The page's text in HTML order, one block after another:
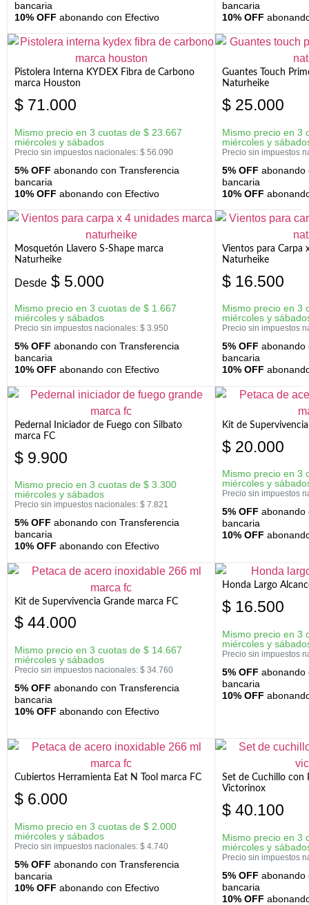
bancaria
10% OFF abonando con Efectivo
bancaria
10% OFF
Pistolera Interna KYDEX Fibra de Carbono
marca Houston
$ 71.000
Mismo precio en 3 cuotas de $ 23.667
miércoles y sábados
Precio sin impuestos nacionales: $ 56.090
5% OFF abonando con Transferencia
bancaria
10% OFF abonando con Efectivo
Guantes Touch
Naturheike
$ 25.000
Mismo precio en 3
miércoles y
Precio sin impuestos
5% OFF abonando
bancaria
10% OFF
Mosquetón Llavero S-Shape marca
Naturheike
Desde $ 5.000
Mismo precio en 3 cuotas de $ 1.667
miércoles y sábados
Precio sin impuestos nacionales: $ 3.950
5% OFF abonando con Transferencia
bancaria
10% OFF abonando con Efectivo
Vientos para Carpa
Naturheike
$ 16.500
Mismo precio en 3
miércoles y
Precio sin impuestos
5% OFF abonando
bancaria
10% OFF
Pedernal Iniciador de Fuego con Silbato
marca FC
$ 9.900
Mismo precio en 3 cuotas de $ 3.300
miércoles y sábados
Precio sin impuestos nacionales: $ 7.821
5% OFF abonando con Transferencia
bancaria
10% OFF abonando con Efectivo
Kit de
$ 20.000
Mismo precio en 3
miércoles y
Precio sin impuestos
5% OFF abonando
bancaria
10% OFF
Kit de Supervivencia Grande marca FC
$ 44.000
Mismo precio en 3 cuotas de $ 14.667
miércoles y sábados
Precio sin impuestos nacionales: $ 34.760
5% OFF abonando con Transferencia
bancaria
10% OFF abonando con Efectivo
Honda Largo
$ 16.500
Mismo precio en 3
miércoles y
Precio sin impuestos
5% OFF abonando
bancaria
10% OFF
Cubiertos Herramienta Eat N Tool marca FC
$ 6.000
Mismo precio en 3 cuotas de $ 2.000
miércoles y sábados
Precio sin impuestos nacionales: $ 4.740
5% OFF abonando con Transferencia
bancaria
10% OFF abonando con Efectivo
Set de Cuchillo con
Victorinox
$ 40.100
Mismo precio en 3
miércoles y
Precio sin impuestos
5% OFF abonando
bancaria
10% OFF